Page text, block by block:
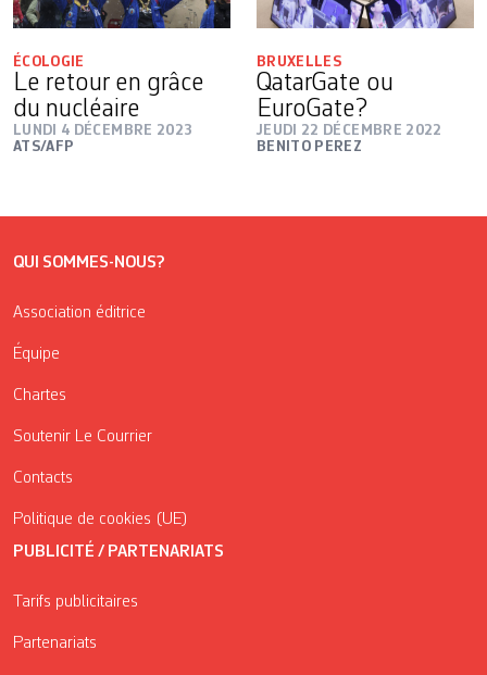
ÉCOLOGIE
Le retour en grâce
du nucléaire
LUNDI 4 DÉCEMBRE 2023
ATS/AFP
BRUXELLES
QatarGate ou
EuroGate?
JEUDI 22 DÉCEMBRE 2022
BENITO PEREZ
QUI SOMMES-NOUS?
Association éditrice
Équipe
Chartes
Soutenir Le Courrier
Contacts
Politique de cookies (UE)
PUBLICITÉ / PARTENARIATS
Tarifs publicitaires
Partenariats